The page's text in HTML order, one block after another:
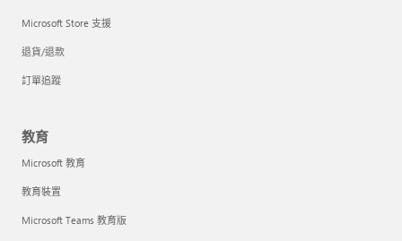
Microsoft Store 支援
退貨/退款
訂單追蹤
教育
Microsoft 教育
教育裝置
Microsoft Teams 教育版